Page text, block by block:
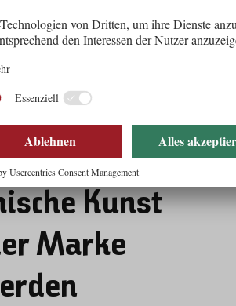
Kunst
Marke